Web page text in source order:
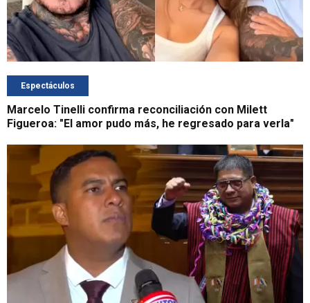
Espectáculos
Marcelo Tinelli confirma reconciliación con Milett
Figueroa: "El amor pudo más, he regresado para verla"